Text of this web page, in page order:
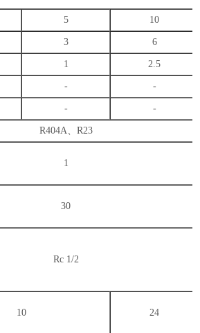
5 10
3 6
1 2.5
- -
- -
R404A、 R23
1
30
Rc 1/2
10 24